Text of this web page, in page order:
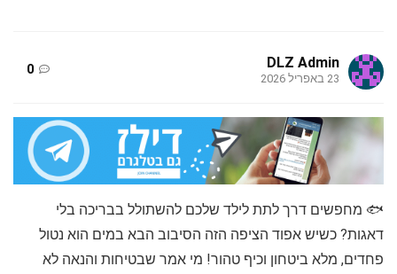
DLZ Admin
23 באפריל 2026
0
🐟 מחפשים דרך לתת לילד שלכם להשתולל בבריכה בלי
דאגות? כשיש אפוד הציפה הזה הסיבוב הבא במים הוא נטול
פחדים, מלא ביטחון וכיף טהור! מי אמר שבטיחות והנאה לא